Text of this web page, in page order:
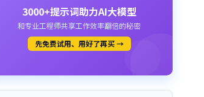
3000+提示词助力AI大模型
和专业工程师共享工作效率翻倍的秘密
先免费试用、用好了再买 →